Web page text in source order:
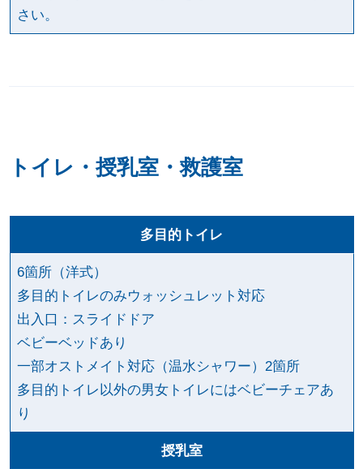
さい。
トイレ・授乳室・救護室
多目的トイレ
6箇所（洋式）
多目的トイレのみウォッシュレット対応
出入口：スライドドア
ベビーベッドあり
一部オストメイト対応（温水シャワー）2箇所
多目的トイレ以外の男女トイレにはベビーチェアあ
り
授乳室